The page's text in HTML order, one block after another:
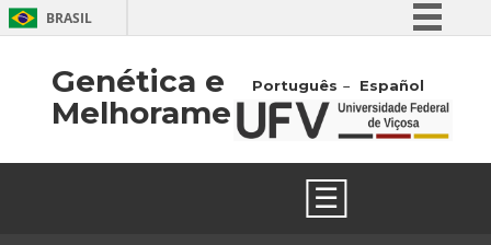
BRASIL
Comunica BR
Participe
Legislação
Genética e
Melhoramento
Português Español
☰